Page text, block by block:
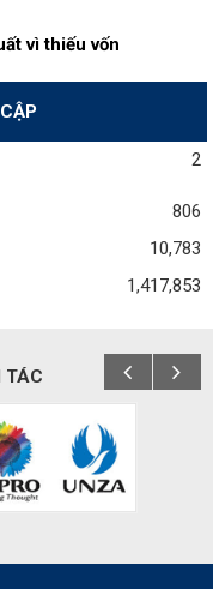
vì thiếu vốn
2
806
10,783
1,417,853
TÁC